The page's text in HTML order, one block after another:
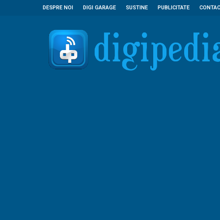
DESPRE NOI DIGI GARAGE SUSTINE PUBLICITATE